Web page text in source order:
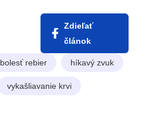
Zdieľať
článok
bolesť rebier híkavý zvuk
vykašliavanie krvi